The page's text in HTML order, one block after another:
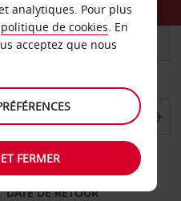
UTILITAIRE
de retour
DATE DE RETOUR
analytiques. Pour plus
politique de cookies. En
acceptez que nous
FERMER